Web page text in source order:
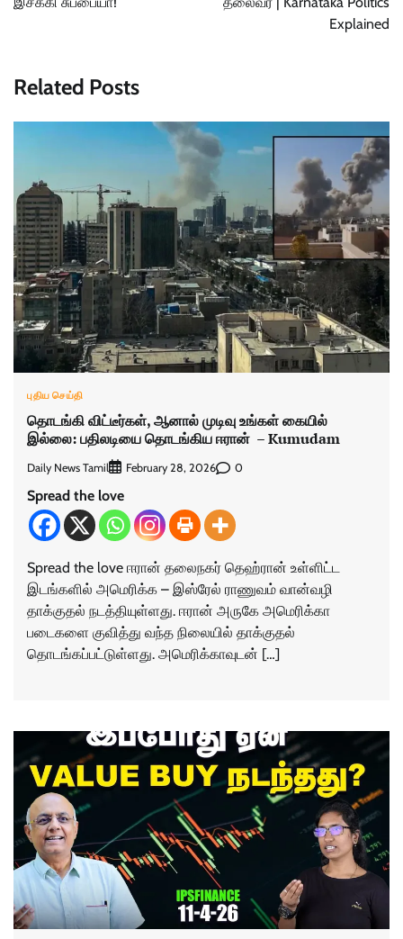
Explained
Related Posts
புதிய செய்தி
தொடங்கி விட்டீர்கள், ஆனால் முடிவு உங்கள் கையில்
இல்லை: பதிலடியை தொடங்கிய ஈரான் – Kumudam
Daily News Tamil February 28, 2026 0
Spread the love
Spread the love ஈரான் தலைநகர் தெஹ்ரான் உள்ளிட்ட
இடங்களில் அமெரிக்க – இஸ்ரேல் ராணுவம் வான்வழி
தாக்குதல் நடத்தியுள்ளது. ஈரான் அருகே அமெரிக்கா
படைகளை குவித்து வந்த நிலையில் தாக்குதல்
தொடங்கப்பட்டுள்ளது. அமெரிக்காவுடன் […]